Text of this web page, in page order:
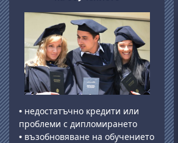
• недостатъчно кредити или
проблеми с дипломирането
• възобновяване на обучението